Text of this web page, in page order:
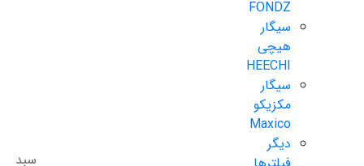
FONDZ
سیگار
هیچی
HEECHI
سیگار
مکزیکو
Maxico
دیگر
سبد